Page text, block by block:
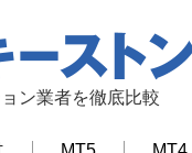
ン業者を徹底比較